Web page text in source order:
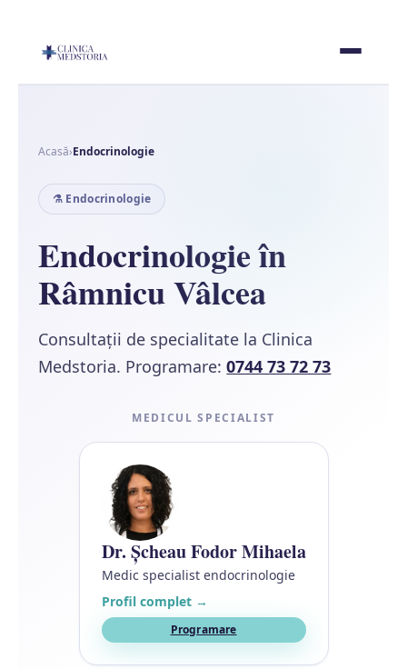
Acasă›Endocrinologie
⚗️ Endocrinologie
Endocrinologie în
Râmnicu Vâlcea
Consultații de specialitate la Clinica
Medstoria. Programare:0744 73 72 73
MEDICUL SPECIALIST
Dr. Șcheau Fodor Mihaela
Medic specialist endocrinologie
Profil complet →
Programare